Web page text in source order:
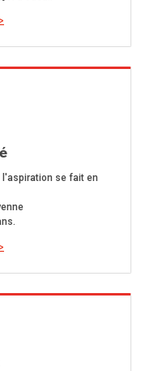
l'aspiration se fait en